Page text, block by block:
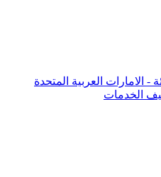
- الامارات العربية المتحدة
الخدمات